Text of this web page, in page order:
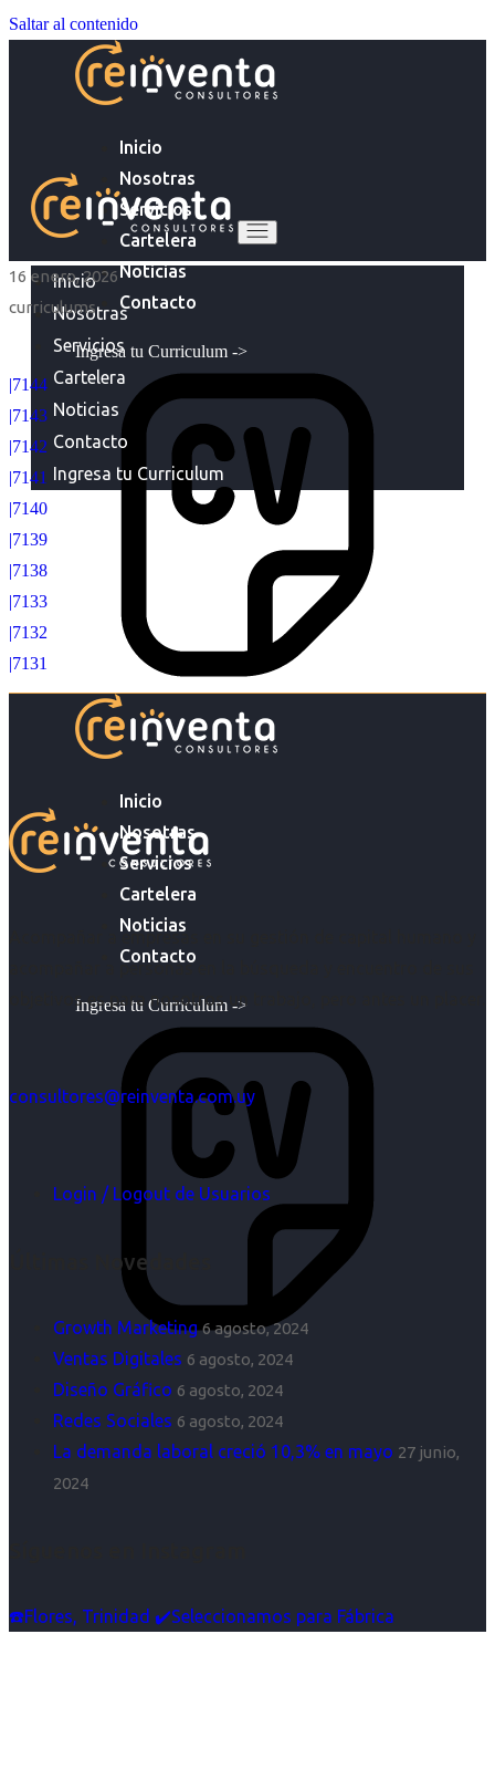
Saltar al contenido
Inicio
Nosotras
Servicios
Cartelera
Noticias
Contacto
Ingresa tu Curriculum ->
Inicio
Nosotras
Servicios
Cartelera
Noticias
Contacto
Ingresa tu Curriculum ->
Inicio
Nosotras
Servicios
Cartelera
Noticias
Contacto
Ingresa tu Curriculum
16 enero, 2026
curriculums
|7144
|7143
|7142
|7141
|7140
|7139
|7138
|7133
|7132
|7131
Acompañar a empresas en su gestión de capital humano y
acompañar a personas en la búsqueda y encuentro de sus
objetivos es para nosotros un trabajo, pero antes un placer.
consultores@reinventa.com.uy
Login / Logout de Usuarios
Últimas Novedades
Growth Marketing 6 agosto, 2024
Ventas Digitales 6 agosto, 2024
Diseño Gráfico 6 agosto, 2024
Redes Sociales 6 agosto, 2024
La demanda laboral creció 10,3% en mayo 27 junio,
2024
☎️Flores, Trinidad ✔️Seleccionamos para Fábrica